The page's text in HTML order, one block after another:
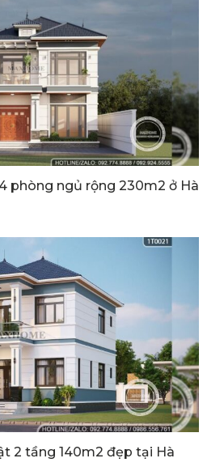
phòng ngủ rộng 230m2 ở Hà
2 tầng 140m2 đẹp tại Hà